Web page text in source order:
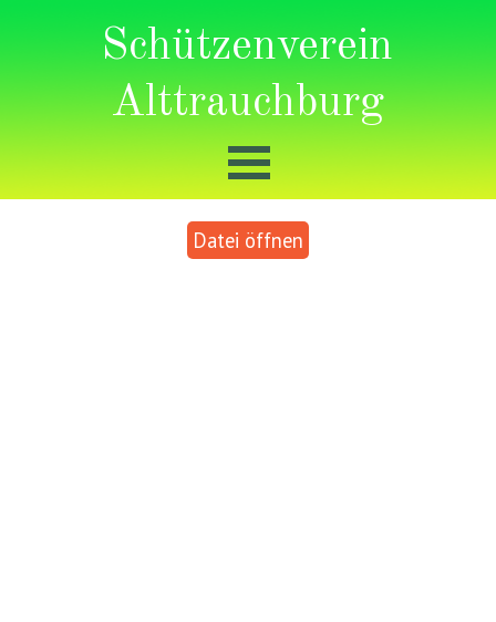
Schützenverein
Alttrauchburg
Datei öffnen